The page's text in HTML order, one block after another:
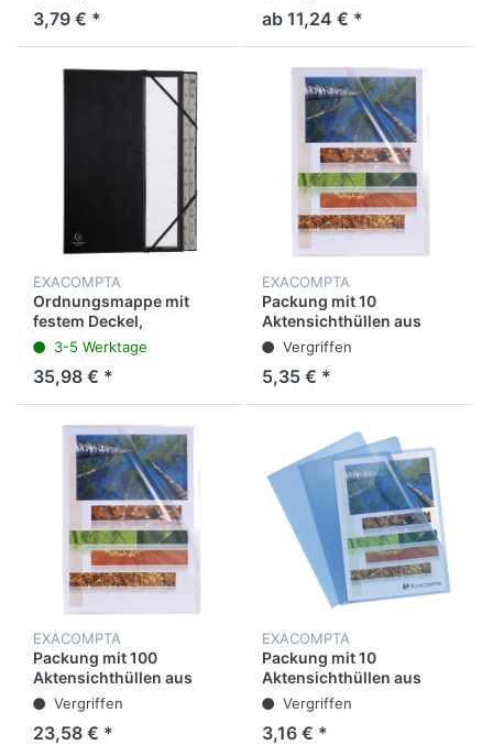
3,79 € * ab 11,24 € *
EXACOMPTA
Ordnungsmappe mit
festem Deckel,
Gummizug und
dehnbarem Faltenrücken,
24 Fächer mit
Kunststofftaben 1-24
3-5 Werktage
35,98 € *
EXACOMPTA
Packung mit 10
Aktensichthüllen aus
glattem PP 120µ, für
Format DIN A4
Vergriffen
5,35 € *
EXACOMPTA
Packung mit 100
Aktensichthüllen aus
glattem PP 120µ,DIN A4
Vergriffen
23,58 € *
EXACOMPTA
Packung mit 10
Aktensichthüllen aus
genarbtem PP 120µ, für
Format DIN A4
Vergriffen
3,16 € *